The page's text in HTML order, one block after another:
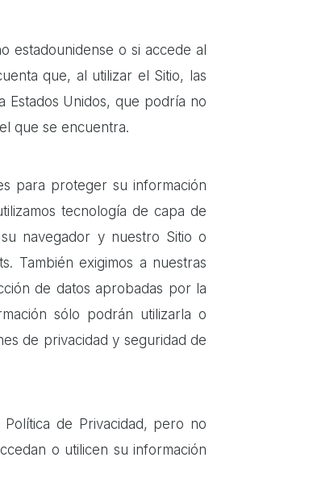
estadounidense o si accede al
que, al utilizar el Sitio, las
Estados Unidos, que podría no
que se encuentra.
para proteger su información
tecnología de capa de
navegador y nuestro Sitio o
También exigimos a nuestras
de datos aprobadas por la
sólo podrán utilizarla o
de privacidad y seguridad de
de Privacidad, pero no
o utilicen su información